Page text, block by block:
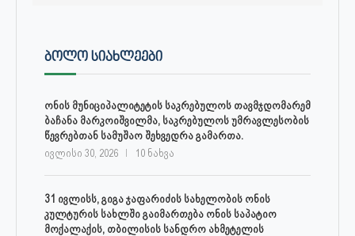
ᲑᲝᲚᲝ ᲡᲘᲐᲮᲚᲔᲔᲑᲘ
ონის მუნიციპალიტეტის საკრებულოს თავმჯდომარემ
ბაჩანა მარკოიშვილმა, საკრებულოს უმრავლესობის
წევრებთან სამუშაო შეხვედრა გამართა.
ივლისი 30, 2026 10 ნახვა
31 ივლისს, გიგა ჯაფარიძის სახელობის ონის
კულტურის სახლში გაიმართება ონის საპატიო
მოქალაქის, თბილისის სანდრო ახმეტელის